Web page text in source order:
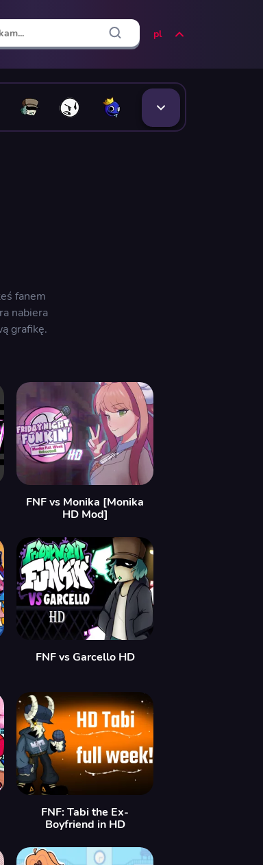
pl
fanem
nabiera
grafikę.
FNF vs Monika [Monika
HD Mod]
FNF vs Garcello HD
FNF: Tabi the Ex-
Boyfriend in HD